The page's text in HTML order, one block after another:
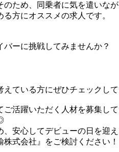
ため、同乗者に気を遣いな
方にオススメの求人です。
ーに挑戦してみませんか？
ている方にぜひチェックし
活躍いただく人材を募集
、安心してデビューの日を迎
式会社』をご検討ください！